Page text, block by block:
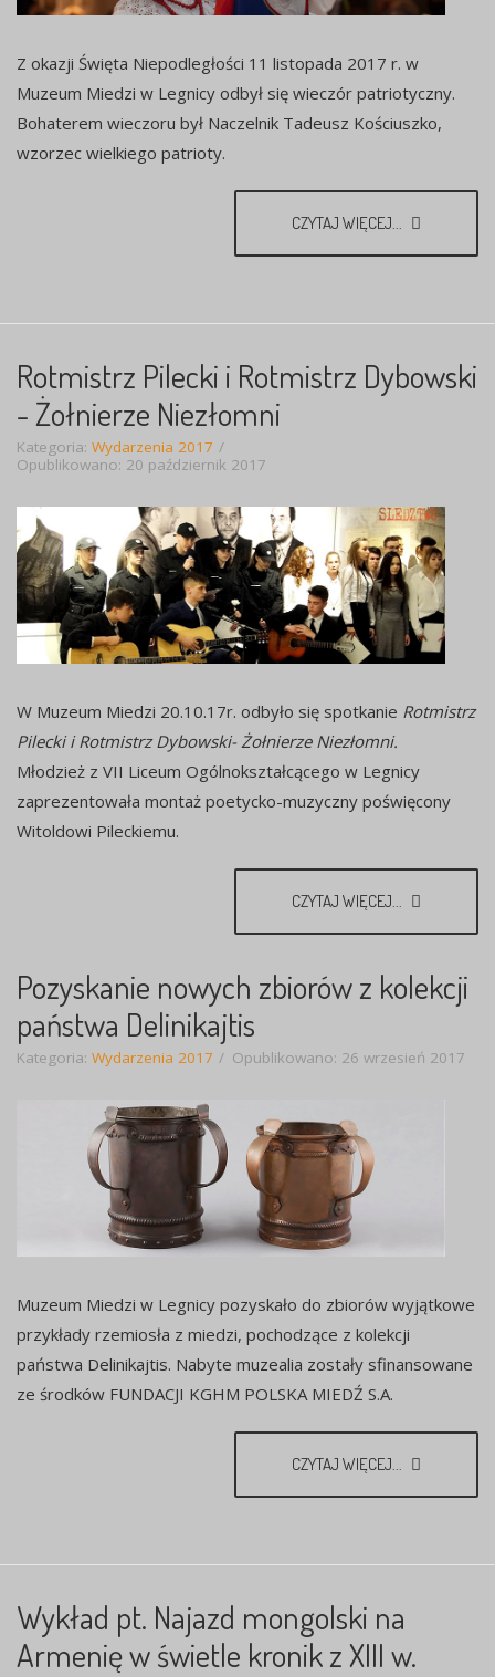
Z okazji Święta Niepodległości 11 listopada 2017 r. w
Muzeum Miedzi w Legnicy odbył się wieczór patriotyczny.
Bohaterem wieczoru był Naczelnik Tadeusz Kościuszko,
wzorzec wielkiego patrioty.
CZYTAJ WIĘCEJ...
Rotmistrz Pilecki i Rotmistrz Dybowski
- Żołnierze Niezłomni
Kategoria: Wydarzenia 2017
Opublikowano: 20 październik 2017
W Muzeum Miedzi 20.10.17r. odbyło się spotkanie Rotmistrz
Pilecki i Rotmistrz Dybowski- Żołnierze Niezłomni.
Młodzież z VII Liceum Ogólnokształcącego w Legnicy
zaprezentowała montaż poetycko-muzyczny poświęcony
Witoldowi Pileckiemu.
CZYTAJ WIĘCEJ...
Pozyskanie nowych zbiorów z kolekcji
państwa Delinikajtis
Kategoria: Wydarzenia 2017 Opublikowano: 26 wrzesień 2017
Muzeum Miedzi w Legnicy pozyskało do zbiorów wyjątkowe
przykłady rzemiosła z miedzi, pochodzące z kolekcji
państwa Delinikajtis. Nabyte muzealia zostały sfinansowane
ze środków FUNDACJI KGHM POLSKA MIEDŹ S.A.
CZYTAJ WIĘCEJ...
Wykład pt. Najazd mongolski na
Armenię w świetle kronik z XIII w.